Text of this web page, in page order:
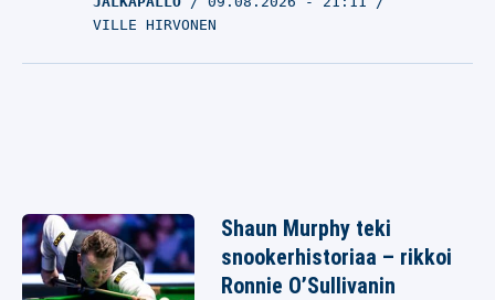
VILLE HIRVONEN
Shaun Murphy teki
snookerhistoriaa – rikkoi
Ronnie O’Sullivanin